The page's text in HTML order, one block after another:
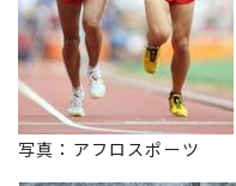
写真：アフロスポーツ